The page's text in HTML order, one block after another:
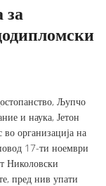
за
Љупчо
и наука, Јетон
организација на
17-ти ноември
Николовски
пред нив упати